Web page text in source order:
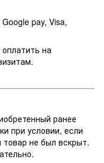
pay, Visa,
на
ранее
при условии, если
товар не был вскрыт.